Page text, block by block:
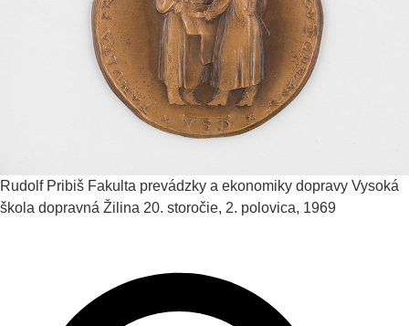
Rudolf Pribiš Fakulta prevádzky a ekonomiky dopravy Vysoká
škola dopravná Žilina 20. storočie, 2. polovica, 1969